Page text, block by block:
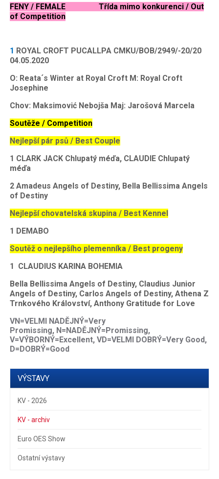
VÝSTAVY
KV - 2026
KV - archiv
Euro OES Show
Ostatní výstavy
FENY / FEMALE Třída mimo konkurenci / Out
of Competition
1 ROYAL CROFT PUCALLPA CMKU/BOB/2949/-20/20
04.05.2020
O: Reata´s Winter at Royal Croft M: Royal Croft
Josephine
Chov: Maksimović Nebojša Maj: Jarošová Marcela
Soutěže / Competition
Nejlepší pár psů / Best Couple
1 CLARK JACK Chlupatý méďa, CLAUDIE Chlupatý
méďa
2 Amadeus Angels of Destiny, Bella Bellissima Angels
of Destiny
Nejlepší chovatelská skupina / Best Kennel
1 DEMABO
Soutěž o nejlepšího plemenníka / Best progeny
1 CLAUDIUS KARINA BOHEMIA
Bella Bellissima Angels of Destiny, Claudius Junior
Angels of Destiny, Carlos Angels of Destiny, Athena Z
Trnkového Království, Anthony Gratitude for Love
VN=VELMI NADĚJNÝ=Very
Promissing, N=NADĚJNÝ=Promissing,
V=VÝBORNÝ=Excellent, VD=VELMI DOBRÝ=Very Good,
D=DOBRÝ=Good